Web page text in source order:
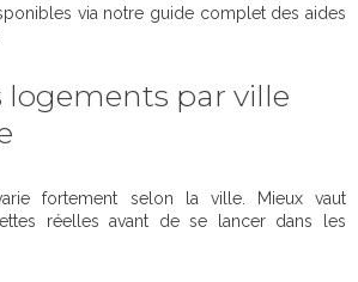
via notre guide complet des aides
logements par ville
fortement selon la ville. Mieux vaut
réelles avant de se lancer dans les